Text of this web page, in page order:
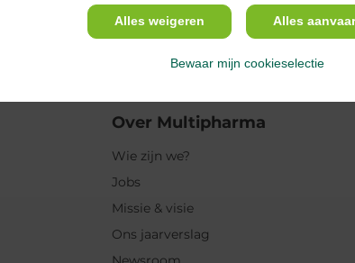
Gebruik
Ingrediënten
Over Multipharma
Wie zijn we?
Jobs
Missie & visie
Ons jaarverslag
Alles weigeren Alles
Bewaar mijn cookieselectie